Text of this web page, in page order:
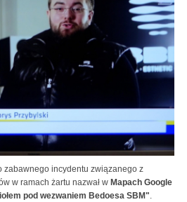
zabawnego incydentu związanego z
w ramach żartu nazwał w Mapach Google
pod wezwaniem Bedoesa SBM".